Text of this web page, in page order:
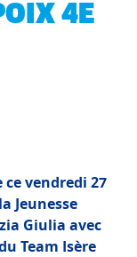
4E
vendredi 27
Jeunesse
Giulia avec
Team Isère